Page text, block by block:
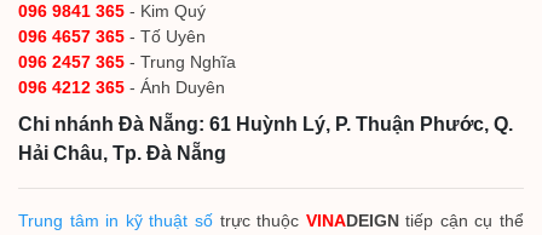
096 9841 365 - Kim Quý
096 4657 365 - Tố Uyên
096 2457 365 - Trung Nghĩa
096 4212 365 - Ánh Duyên
Chi nhánh Đà Nẵng: 61 Huỳnh Lý, P. Thuận Phước, Q.
Hải Châu, Tp. Đà Nẵng
Trung tâm in kỹ thuật sốtrực thuộc VINADEIGNtiếp cận cụ thể